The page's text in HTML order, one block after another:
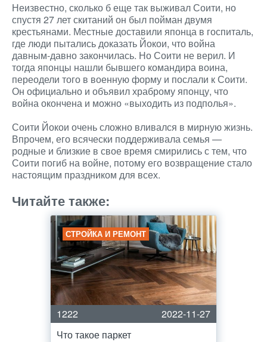
Неизвестно, сколько б еще так выживал Соити, но
спустя 27 лет скитаний он был пойман двумя
крестьянами. Местные доставили японца в госпиталь,
где люди пытались доказать Йокои, что война
давным-давно закончилась. Но Соити не верил. И
тогда японцы нашли бывшего командира воина,
переодели того в военную форму и послали к Соити.
Он официально и объявил храброму японцу, что
война окончена и можно «выходить из подполья».
Соити Йокои очень сложно вливался в мирную жизнь.
Впрочем, его всячески поддерживала семья —
родные и близкие в свое время смирились с тем, что
Соити погиб на войне, потому его возвращение стало
настоящим праздником для всех.
Читайте также:
СТРОЙКА И РЕМОНТ
1222
2022-11-27
Что такое паркет